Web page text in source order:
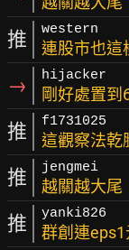
推 western
連股市也這
→ hijacker
剛好處置到
推 f1731025
這觀察法乾
推 jengmei
越關越大尾
推 yanki826
群創連